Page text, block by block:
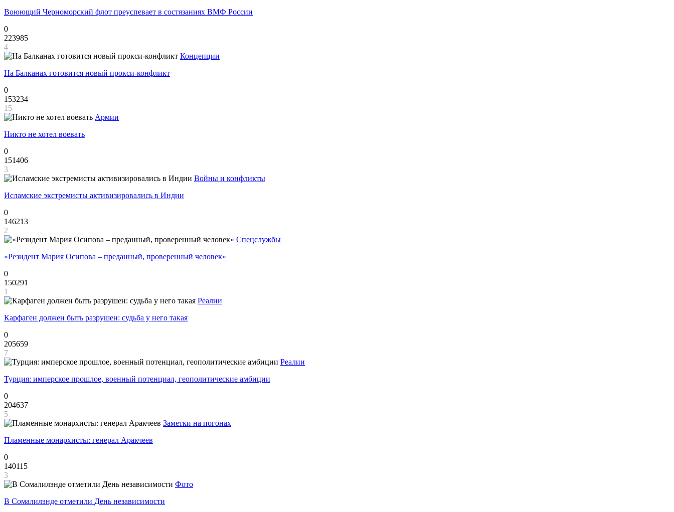
Воюющий Черноморский флот преуспевает в состязаниях ВМФ России
0
223985
4
Концепции
На Балканах готовится новый прокси-конфликт
0
153234
15
Армии
Никто не хотел воевать
0
151406
3
Войны и конфликты
Исламские экстремисты активизировались в Индии
0
146213
2
Спецслужбы
«Резидент Мария Осипова – преданный, проверенный человек»
0
150291
1
Реалии
Карфаген должен быть разрушен: судьба у него такая
0
205659
7
Реалии
Турция: имперское прошлое, военный потенциал, геополитические амбиции
0
204637
5
Заметки на погонах
Пламенные монархисты: генерал Аракчеев
0
140115
3
Фото
В Сомалилэнде отметили День независимости